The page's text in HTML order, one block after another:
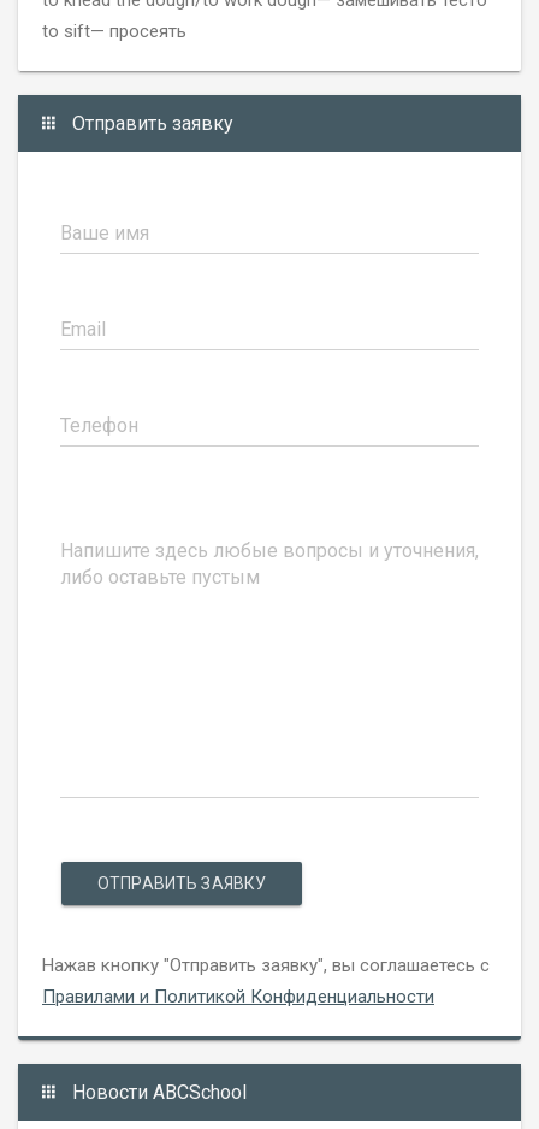
to sift— просеять
Отправить заявку
ОТПРАВИТЬ ЗАЯВКУ
Нажав кнопку "Отправить заявку", вы соглашаетесь с
Правилами и Политикой Конфиденциальности
Новости ABCSchool